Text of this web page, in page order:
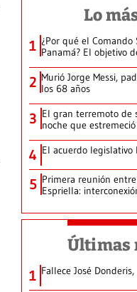
Lo
1 ¿Por qué el
Panamá? El objetivo
2 Murió Jorge Messi,
los 68 años
3 El gran terremoto de
noche que
4 El acuerdo legislativo
5 Primera reunión
Espriella:
Últimas
1 Fallece José